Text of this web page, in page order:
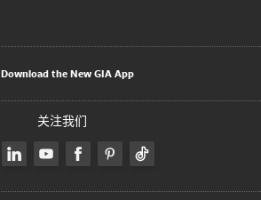
Download the New GIA App
关注我们